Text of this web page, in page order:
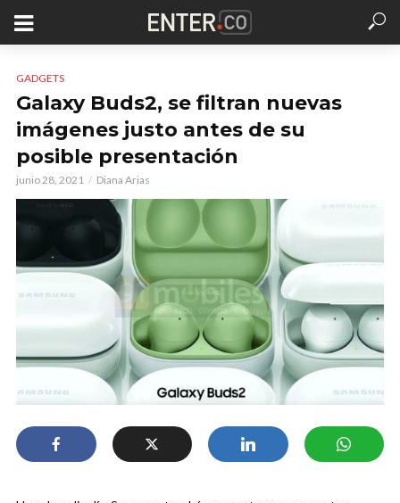
GADGETS
Galaxy Buds2, se filtran nuevas
imágenes justo antes de su
posible presentación
junio 28, 2021 Diana Arias